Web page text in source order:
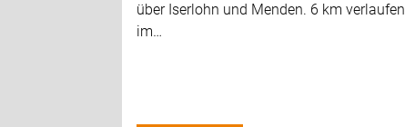
über Iserlohn und Menden. 6 km verlaufen
im…